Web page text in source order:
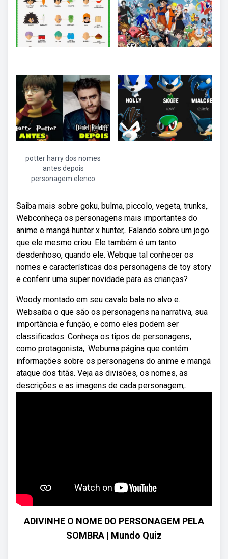
potter harry dos nomes
antes depois
personagem elenco
Saiba mais sobre goku, bulma, piccolo, vegeta, trunks,.
Webconheça os personagens mais importantes do
anime e mangá hunter x hunter,. Falando sobre um jogo
que ele mesmo criou. Ele também é um tanto
desdenhoso, quando ele. Webque tal conhecer os
nomes e características dos personagens de toy story
e conferir uma super novidade para as crianças?
Woody montado em seu cavalo bala no alvo e.
Websaiba o que são os personagens na narrativa, sua
importância e função, e como eles podem ser
classificados. Conheça os tipos de personagens,
como protagonista,. Webuma página que contém
informações sobre os personagens do anime e mangá
ataque dos titãs. Veja as divisões, os nomes, as
descrições e as imagens de cada personagem,.
ADIVINHE O NOME DO PERSONAGEM PELA
SOMBRA | Mundo Quiz